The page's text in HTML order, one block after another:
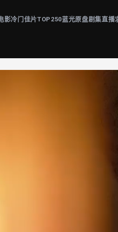
影冷门佳片TOP250蓝光原盘剧集直播